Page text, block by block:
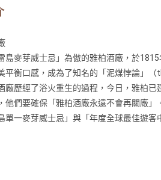
島麥芽威士忌」為傲的雅柏酒廠，於
平衡口感，成為了知名的「泥煤悖論」
廠歷經了浴火重生的過程，今日，雅柏
他們要確保「雅柏酒廠永遠不會再關廠
單一麥芽威士忌」與「年度全球最佳遊客